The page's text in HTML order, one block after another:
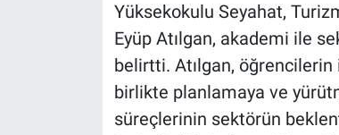
Yüksekokulu Seyahat,
Eyüp Atılgan, akademi ile
belirtti. Atılgan,
birlikte planlamaya ve
süreçlerinin sektörün